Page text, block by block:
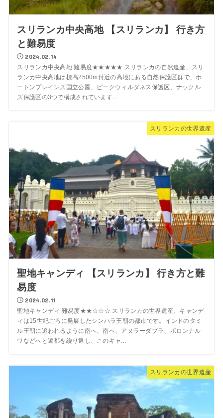
スリランカ中央高地 【スリランカ】 行き方
と難易度
2024.02.14
スリランカ中央高地 難易度★★★★★ スリランカの自然遺産、スリ
ランカ中央高地は標高2500m付近の高地にある自然保護区群で、ホ
ートンプレインズ国立公園、ピークウィルダネス保護区、ナックル
ズ保護区の3つで構成されています...
スリランカの世界遺産
聖地キャンディ 【スリランカ】 行き方と難
易度
2024.02.11
聖地キャンディ 難易度★★☆☆☆ スリランカの世界遺産、キャンデ
ィは15世紀ごろに発展したシンハラ王朝の都市です。インドのタミ
ル王朝に追われるように南へ、南へ、アヌラーダプラ、ポロンナル
ワなどへと遷都を繰り返し、このキャ...
スリランカの世界遺産